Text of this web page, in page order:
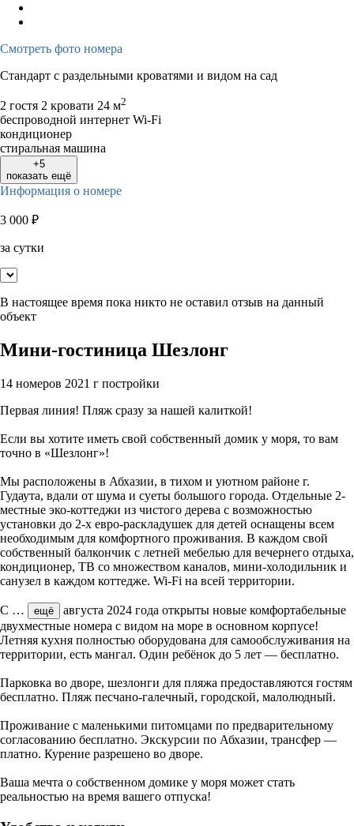
Смотреть фото номера
Стандарт с раздельными кроватями и видом на сад
2 гостя 2 кровати 24 м2
беспроводной интернет Wi-Fi
кондиционер
стиральная машина
+5
показать ещё
Информация о номере
3 000 ₽
за сутки
В настоящее время пока никто не оставил отзыв на данный
объект
Мини-гостиница Шезлонг
14 номеров 2021 г постройки
Первая линия! Пляж сразу за нашей калиткой!
Если вы хотите иметь свой собственный домик у моря, то вам
точно в «Шезлонг»!
Мы расположены в Абхазии, в тихом и уютном районе г.
Гудаута, вдали от шума и суеты большого города. Отдельные 2-
местные эко-коттеджи из чистого дерева с возможностью
установки до 2-х евро-раскладушек для детей оснащены всем
необходимым для комфортного проживания. В каждом свой
собственный балкончик с летней мебелью для вечернего отдыха,
кондиционер, ТВ со множеством каналов, мини-холодильник и
санузел в каждом коттедже. Wi-Fi на всей территории.
С … ещё
августа 2024 года открыты новые комфортабельные
двухместные номера с видом на море в основном корпусе!
Летняя кухня полностью оборудована для самообслуживания на
территории, есть мангал. Один ребёнок до 5 лет — бесплатно.
Парковка во дворе, шезлонги для пляжа предоставляются гостям
бесплатно. Пляж песчано-галечный, городской, малолюдный.
Проживание с маленькими питомцами по предварительному
согласованию бесплатно. Экскурсии по Абхазии, трансфер —
платно. Курение разрешено во дворе.
Ваша мечта о собственном домике у моря может стать
реальностью на время вашего отпуска!